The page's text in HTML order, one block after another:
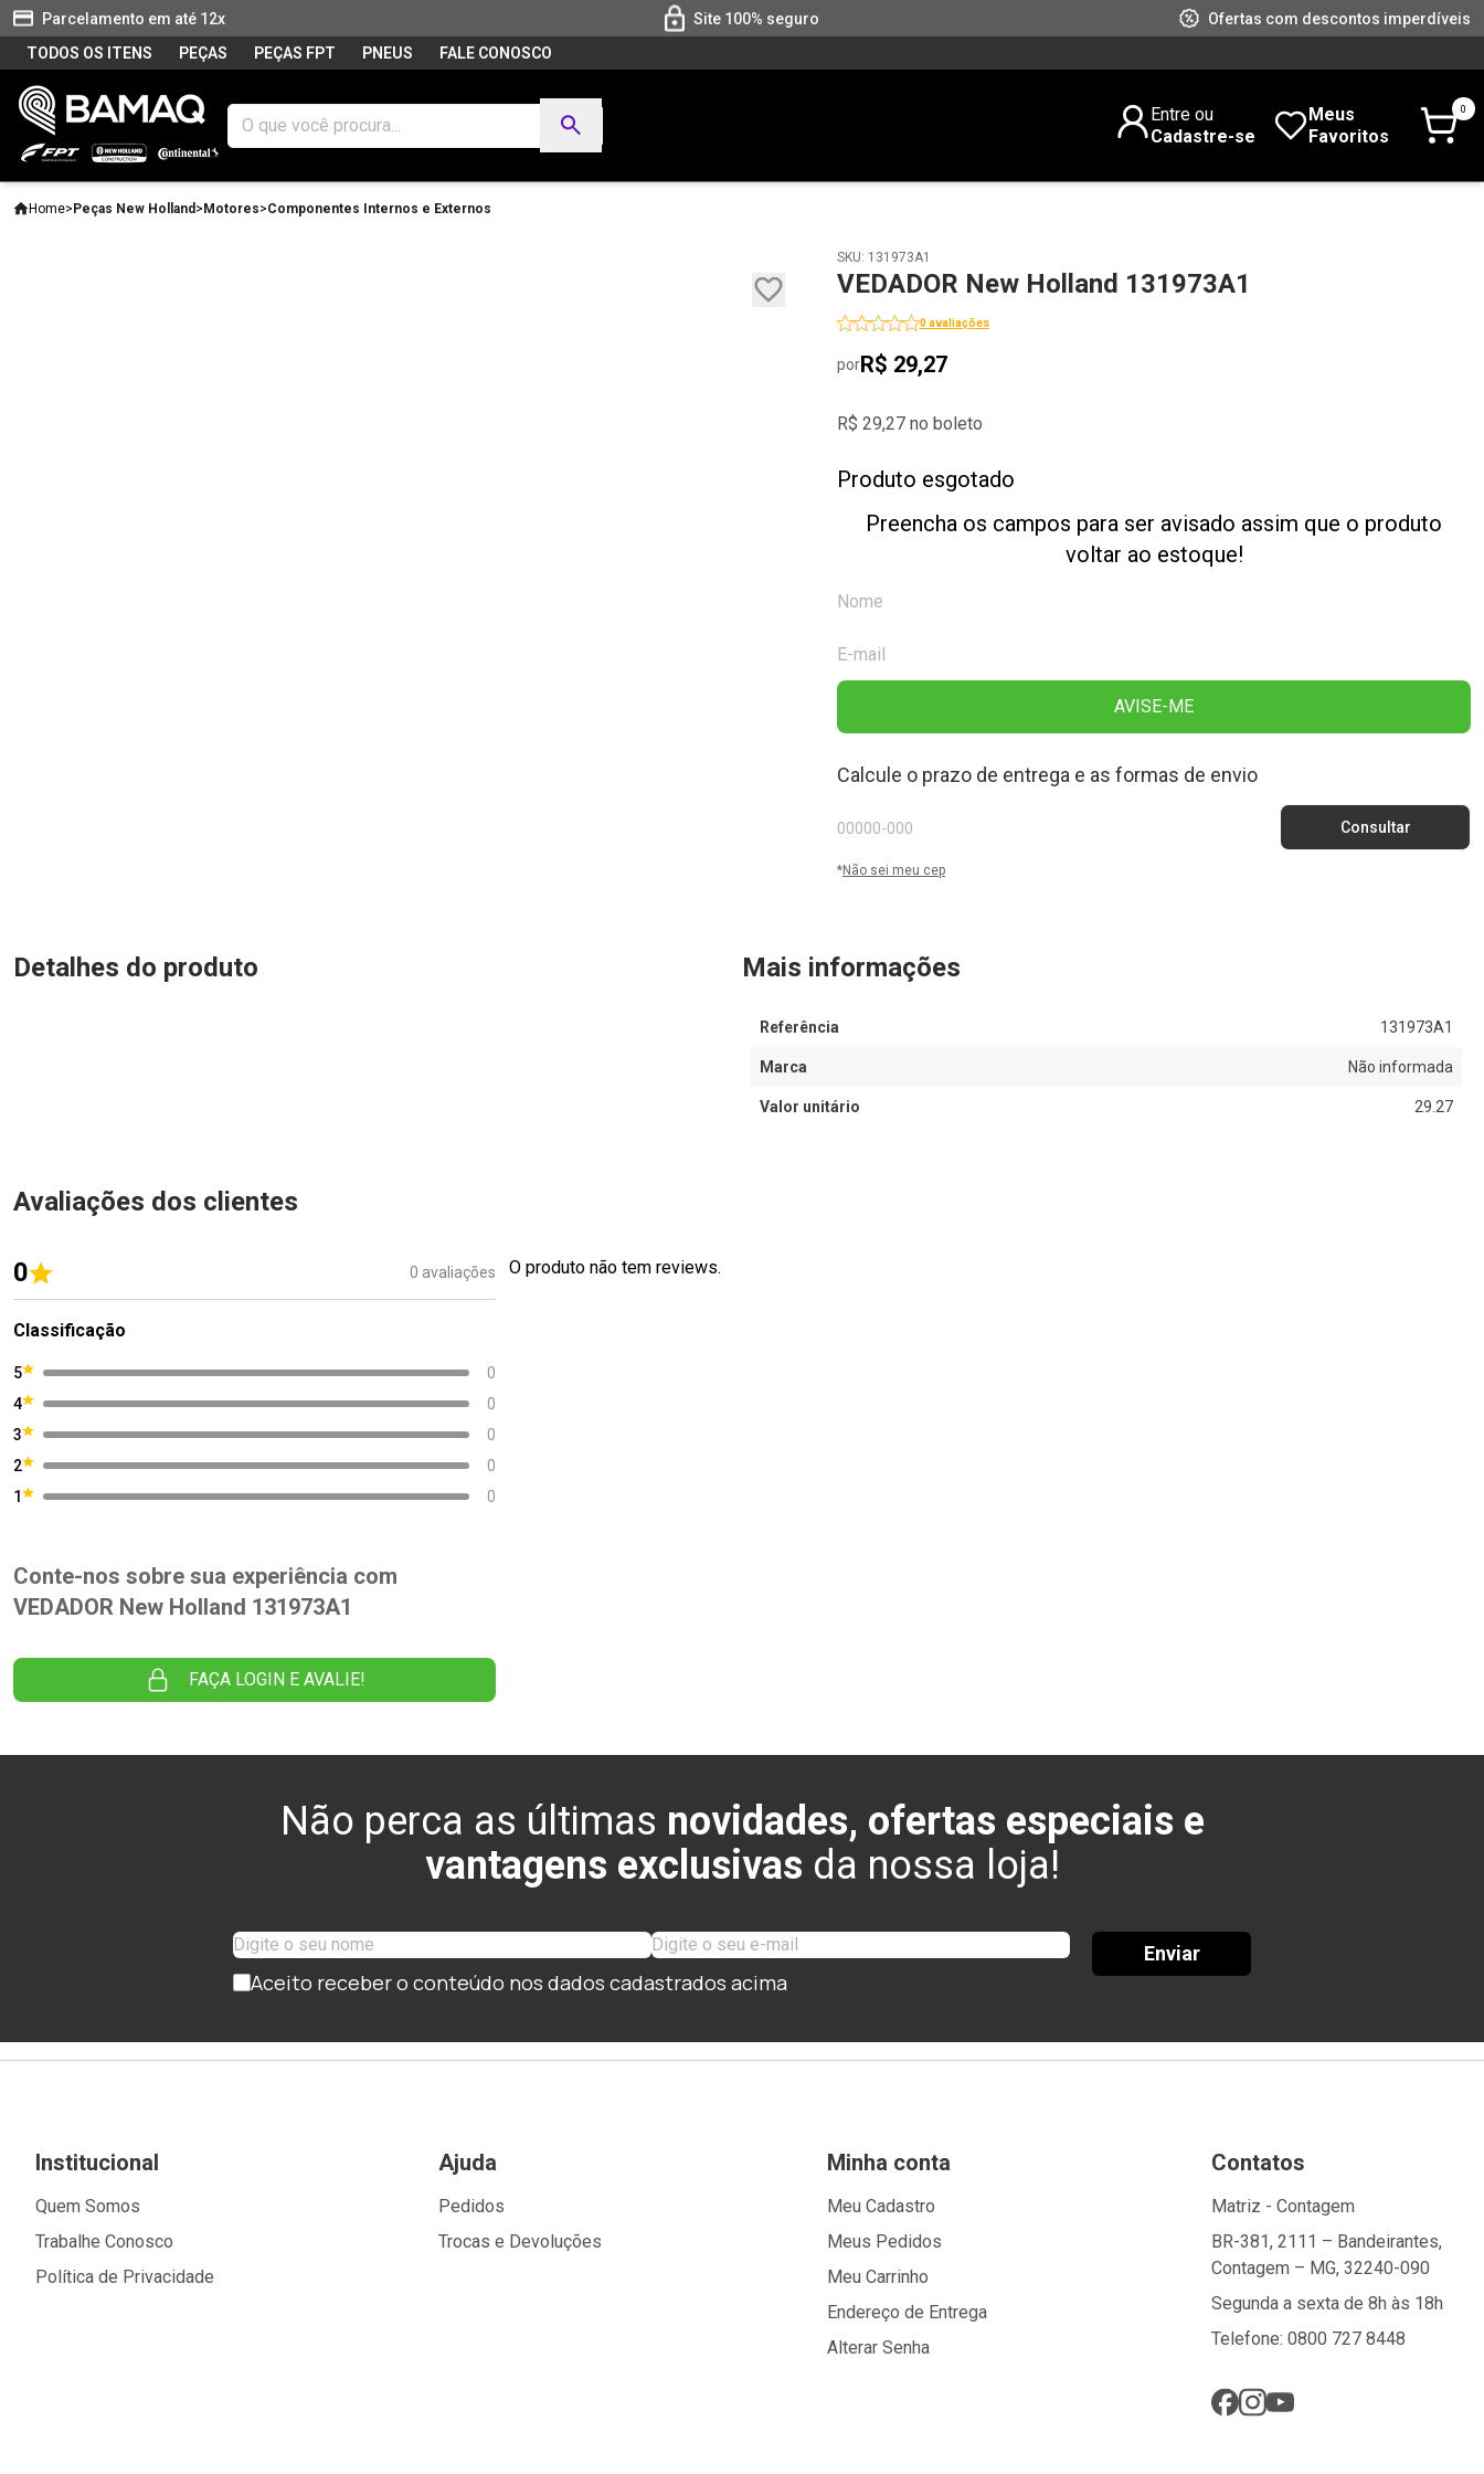
Parcelamento em até 12x Site 100% seguro
Ofertas com descontos imperdíveis
TODOS OS ITENS
PEÇAS PEÇAS FPT PNEUS FALE CONOSCO
Entre ou
Cadastre-se
Meus
Favoritos
0
Home> Peças New Holland > Motores>Componentes Internos e Externos
SKU: 131973A1
VEDADOR New Holland 131973A1
0 avaliações
porR$ 29,27
R$ 29,27 no boleto
Produto esgotado
Preencha os campos para ser avisado assim que o produto
voltar ao estoque!
AVISE-ME
Calcule o prazo de entrega e as formas de envio
*Não sei meu cep
Detalhes do produto Mais informações
Referência 131973A1
Marca Não informada
Valor unitário 29.27
Avaliações dos clientes
0 0 avaliações
Classificação
5
0
4
0
3
0
2
0
1
0
Conte-nos sobre sua experiência com
VEDADOR New Holland 131973A1
FAÇA LOGIN E AVALIE!
O produto não tem reviews.
Não perca as últimas novidades, ofertas especiais e
vantagens exclusivas da nossa loja!
Aceito receber o conteúdo nos dados cadastrados acima
Enviar
Institucional
Quem Somos
Trabalhe Conosco
Política de Privacidade
Ajuda
Pedidos
Trocas e Devoluções
Minha conta
Meu Cadastro
Meus Pedidos
Meu Carrinho
Endereço de Entrega
Alterar Senha
Contatos
Matriz - Contagem
BR-381, 2111 – Bandeirantes,
Contagem – MG, 32240-090
Segunda a sexta de 8h às 18h
Telefone: 0800 727 8448